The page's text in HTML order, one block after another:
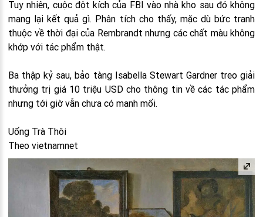
Tuy nhiên, cuộc đột kích của FBI vào nhà kho sau đó không
mang lại kết quả gì. Phân tích cho thấy, mặc dù bức tranh
thuộc về thời đại của Rembrandt nhưng các chất màu không
khớp với tác phẩm thật.
Ba thập kỷ sau, bảo tàng Isabella Stewart Gardner treo giải
thưởng trị giá 10 triệu USD cho thông tin về các tác phẩm
nhưng tới giờ vẫn chưa có manh mối.
Uống Trà Thôi
Theo vietnamnet